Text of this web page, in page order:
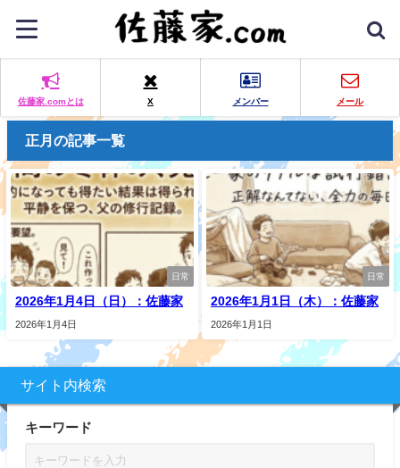
佐藤家.comとは X メンバー メール
正月の記事一覧
日常
2026年1月4日（日）：佐藤家
2026年1月4日
日常
2026年1月1日（木）：佐藤家
2026年1月1日
サイト内検索
キーワード